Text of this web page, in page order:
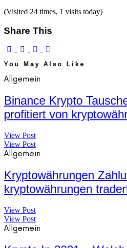
(Visited 24 times, 1 visits today)
Share This
You May Also Like
Allgemein
Binance Krypto
profitiert von
View Post
View Post
Allgemein
Kryptowährungen
kryptowährungen
View Post
View Post
Allgemein